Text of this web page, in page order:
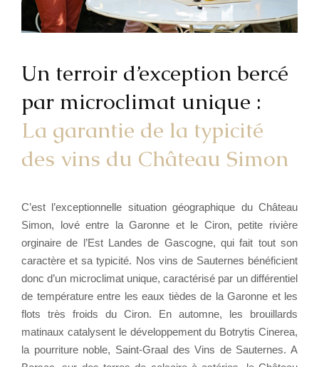
Un terroir d’exception bercé
par microclimat unique :
La garantie de la typicité
des vins du Château Simon
C’est l’exceptionnelle situation géographique du Château
Simon, lové entre la Garonne et le Ciron, petite rivière
orginaire de l’Est Landes de Gascogne, qui fait tout son
caractère et sa typicité. Nos vins de Sauternes bénéficient
donc d’un microclimat unique, caractérisé par un différentiel
de température entre les eaux tièdes de la Garonne et les
flots très froids du Ciron. En automne, les brouillards
matinaux catalysent le développement du Botrytis Cinerea,
la pourriture noble, Saint-Graal des Vins de Sauternes. A